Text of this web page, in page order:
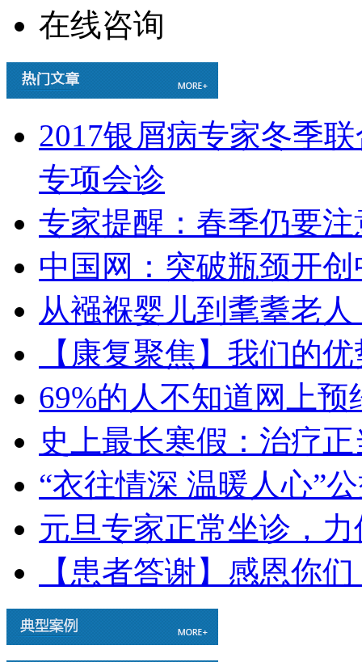
在线咨询
2017银屑病专家冬季
专项会诊
专家提醒：春季仍要
中国网：突破瓶颈开
从襁褓婴儿到耄耋老
【康复聚焦】我们的
69%的人不知道网上
史上最长寒假：治疗
“衣往情深 温暖人心”
元旦专家正常坐诊，力
【患者答谢】感恩你